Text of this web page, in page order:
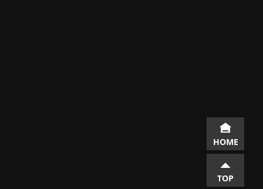
HOME
TOP